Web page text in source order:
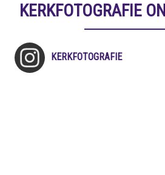
KERKFOTOGRAFIE
KERKFOTOGRAFIE